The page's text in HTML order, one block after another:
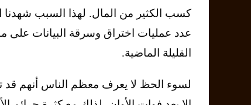
كسب الكثير من المال. لهذا السبب شهدنا
عدد عمليات اختراق وسرقة البيانات على
القليلة الماضية.
لسوء الحظ لا يعرف معظم الناس أنهم قد